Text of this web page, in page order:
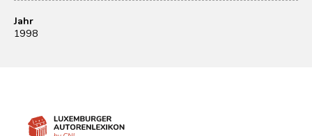
Jahr
1998